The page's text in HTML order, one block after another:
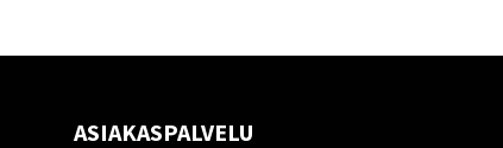
ASIAKASPALVELU